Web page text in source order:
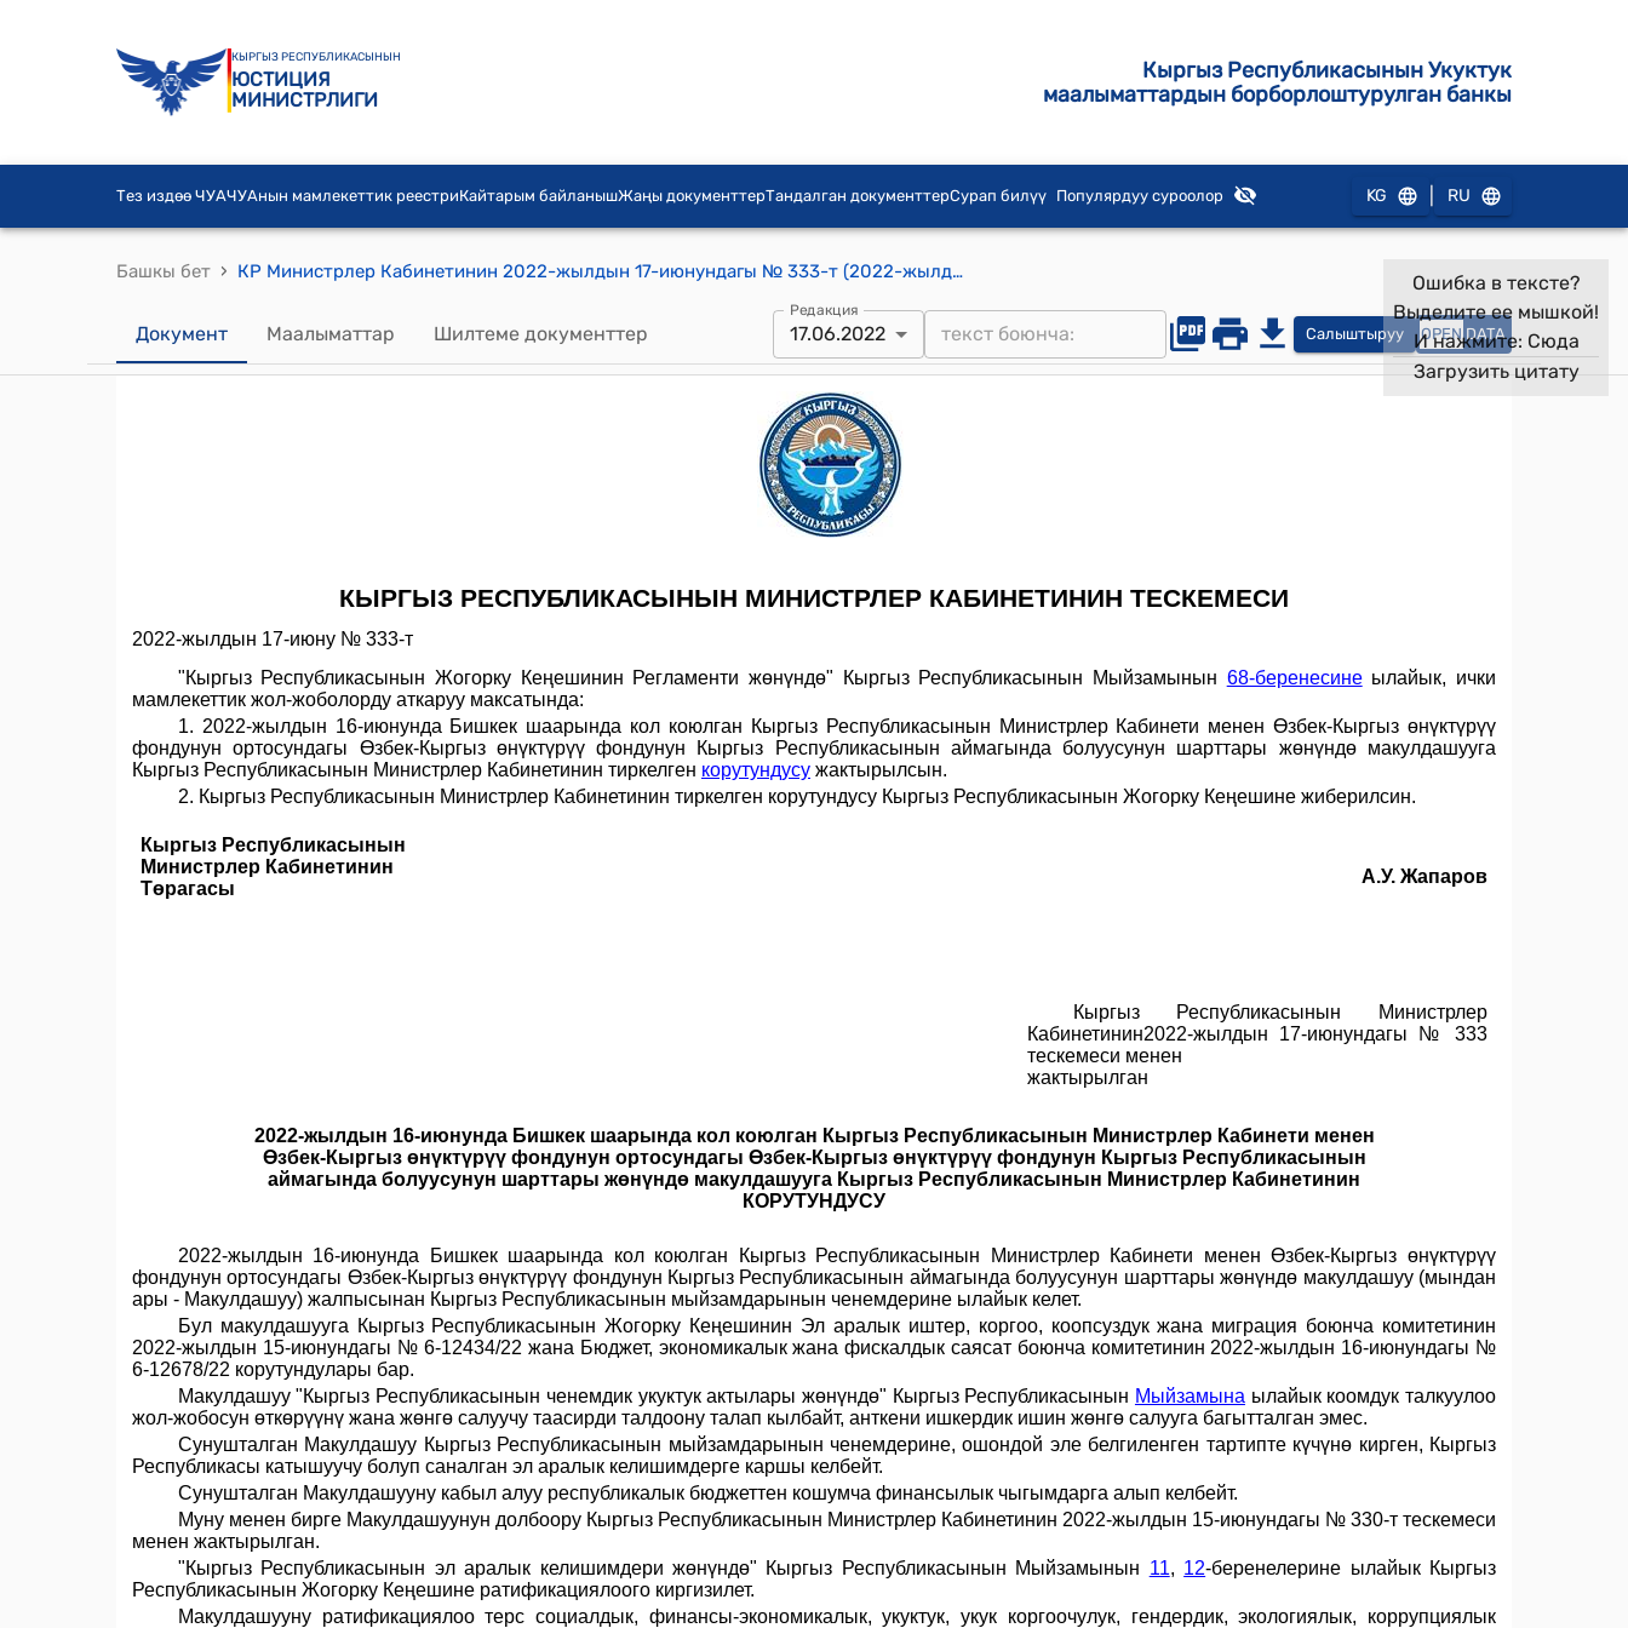
КЫРГЫЗ РЕСПУБЛИКАСЫНЫН
ЮСТИЦИЯ
МИНИСТРЛИГИ
Кыргыз Республикасынын Укуктук
маалыматтардын борборлоштурулган банкы
Тез издөө ЧУАЧУАнын мамлекеттик реестриКайтарым байланышЖаңы документтерТандалган документтерСурап билүү Популярдуу суроолор KG RU
Башкы бет › КР Министрлер Кабинетинин 2022-жылдын 17-июнундагы № 333-т (2022-жылдын 16-июнунда Бишкек шаарында кол коюлган Кыргыз Республикасынын Министрлер Кабинети менен Өзбек-Кыргыз өнүктүрүү фондунун ортосундагы Өзбек-Кыргыз өнүктүрүү фондунун Кыргыз Республикасынын аймагында болуусунун шарттары жөнүндө макулдашууга Кыргыз Республикасынын Министрлер Кабинетинин корутундусун жактыруу тууралуу) ТЕСКЕМЕСИ
Документ Маалыматтар Шилтеме документтер
Редакция
17.06.2022 Салыштыруу OPEN DATA
Ошибка в тексте?
Выделите ее мышкой!
И нажмите: Сюда
Загрузить цитату